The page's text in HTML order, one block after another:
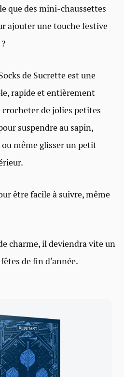
que des mini-chaussettes
ajouter une touche festive
de Sucrette est une
rapide et entièrement
de jolies petites
suspendre au sapin,
même glisser un petit
être facile à suivre, même
charme, il deviendra vite un
de fin d’année.